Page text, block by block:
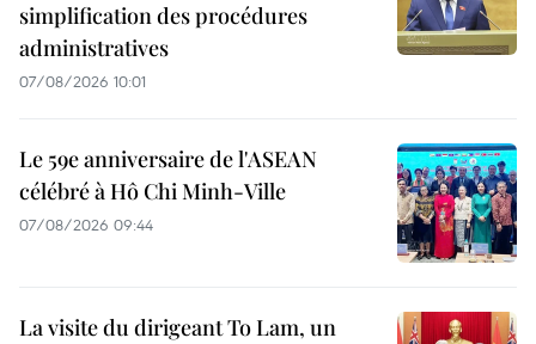
simplification des procédures
administratives
07/08/2026 10:01
Le 59e anniversaire de l'ASEAN
célébré à Hô Chi Minh-Ville
07/08/2026 09:44
La visite du dirigeant To Lam, un